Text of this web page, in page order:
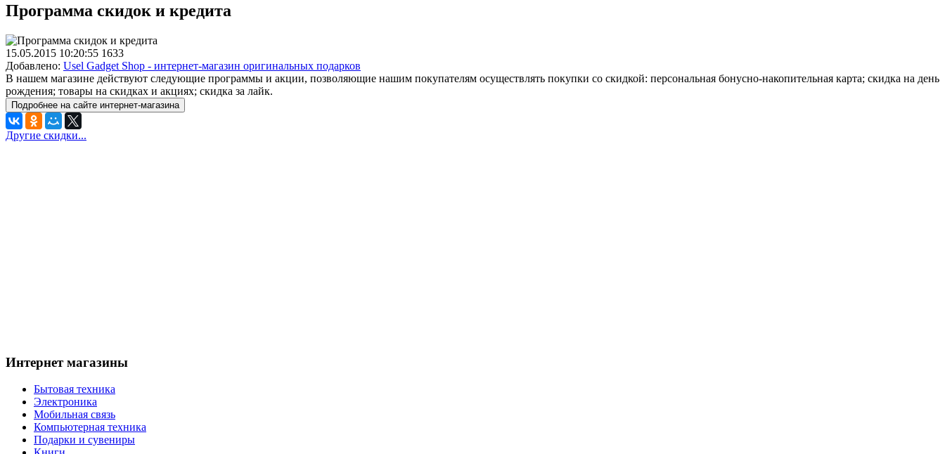
Программа скидок и кредита
15.05.2015 10:20:55 1633
Добавлено: Usel Gadget Shop - интернет-магазин оригинальных подарков
В нашем магазине действуют следующие программы и акции, позволяющие нашим покупателям осуществлять покупки со скидкой: персональная бонусно-накопительная карта; скидка на день
рождения; товары на скидках и акциях; скидка за лайк.
Подробнее на сайте интернет-магазина
Другие скидки...
Интернет магазины
Бытовая техника
Электроника
Мобильная связь
Компьютерная техника
Подарки и сувениры